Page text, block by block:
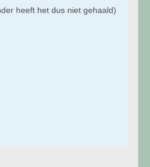
heeft het dus niet gehaald)